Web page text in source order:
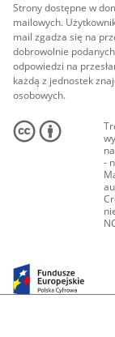
Strony dostępne w
mailowych.
mail zgadza się na
dobrowolnie
odpowiedzi na
każdą z jednostek
osobowych.
-